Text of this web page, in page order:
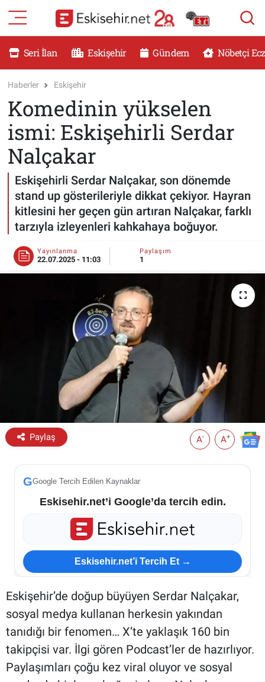
Seri İlan Eskişehir Gündem Nöbetçi
Haberler Eskişehir
Komedinin yükselen
ismi: Eskişehirli Serdar
Nalçakar
Eskişehirli Serdar Nalçakar, son dönemde
stand up gösterileriyle dikkat çekiyor. Hayran
kitlesini her geçen gün artıran Nalçakar, farklı
tarzıyla izleyenleri kahkahaya boğuyor.
Yayınlanma
22.07.2025 - 11:03
Paylaşım
1
Paylaş A- A+
GGoogle Tercih Edilen Kaynaklar
Eskisehir.net’i Google’da tercih edin.
Eskisehir.net’i Tercih Et →
Eskişehir’de doğup büyüyen Serdar Nalçakar,
sosyal medya kullanan herkesin yakından
tanıdığı bir fenomen… X’te yaklaşık 160 bin
takipçisi var. İlgi gören Podcast’ler de hazırlıyor.
Paylaşımları çoğu kez viral oluyor ve sosyal
RESMİ İLANLAR
DÜNYA
SAĞLIK
MAGAZİN
KADIN
TEKNOLOJİ
YEMEK
ESKİŞEHİR NÖBETÇİ ECZANELER
Eskişehir Haber İçerikleri
Eskişehir Hava Durumu
Eskişehir Tramvay Saatleri
Eskişehir Otobüs Saatleri
Eskişehir Nöbetçi Eczaneler
Eskişehir Namaz Vakitleri
Eskişehir Trafik Yoğunluk Haritası
Süper Lig Puan Durumu ve Fikstür
Tüm Manşetler
Son Dakika Haberleri
Haber Arşivi